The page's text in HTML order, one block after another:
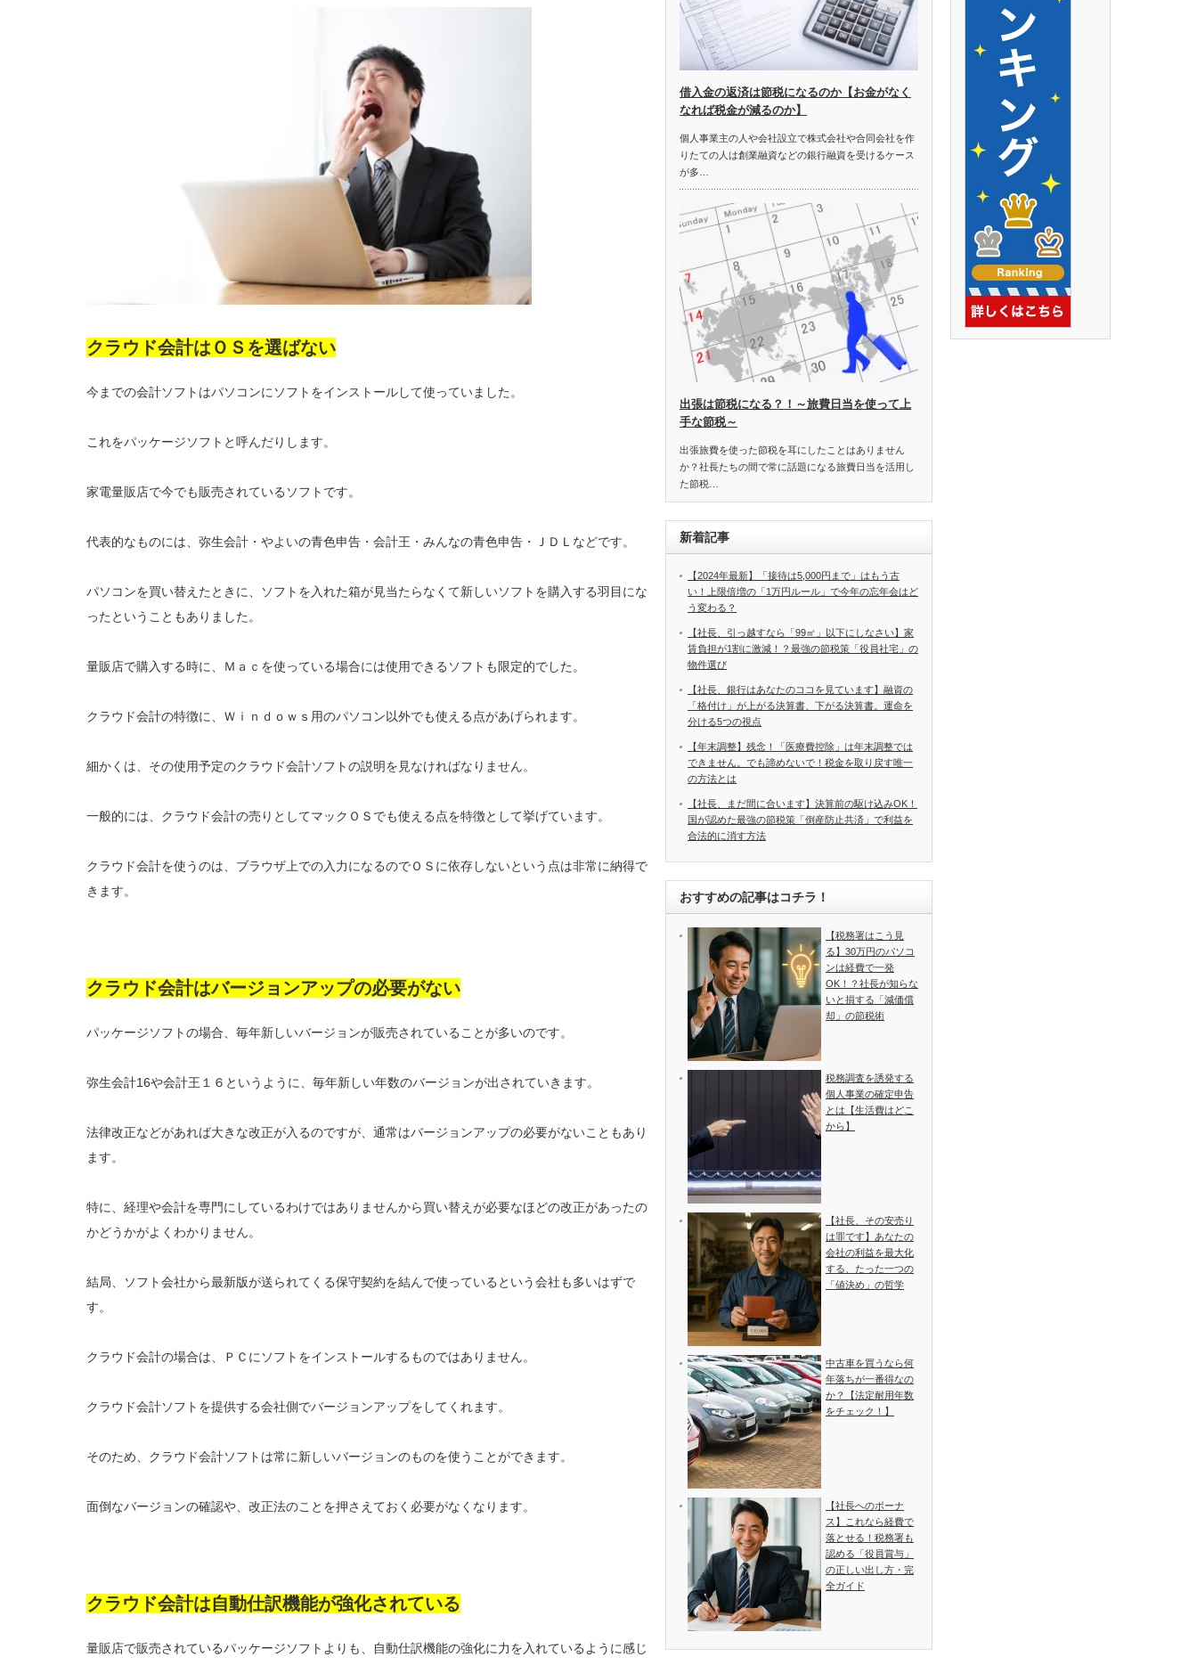
クラウド会計はＯＳを選ばない
今までの会計ソフトはパソコンにソフトをインストールして使っていました。
これをパッケージソフトと呼んだりします。
家電量販店で今でも販売されているソフトです。
代表的なものには、弥生会計・やよいの青色申告・会計王・みんなの青色申告・ＪＤＬなどです。
パソコンを買い替えたときに、ソフトを入れた箱が見当たらなくて新しいソフトを購入する羽目にな
ったということもありました。
量販店で購入する時に、Ｍａｃを使っている場合には使用できるソフトも限定的でした。
クラウド会計の特徴に、Ｗｉｎｄｏｗｓ用のパソコン以外でも使える点があげられます。
細かくは、その使用予定のクラウド会計ソフトの説明を見なければなりません。
一般的には、クラウド会計の売りとしてマックＯＳでも使える点を特徴として挙げています。
クラウド会計を使うのは、ブラウザ上での入力になるのでＯＳに依存しないという点は非常に納得で
きます。
クラウド会計はバージョンアップの必要がない
パッケージソフトの場合、毎年新しいバージョンが販売されていることが多いのです。
弥生会計16や会計王１６というように、毎年新しい年数のバージョンが出されていきます。
法律改正などがあれば大きな改正が入るのですが、通常はバージョンアップの必要がないこともあり
ます。
特に、経理や会計を専門にしているわけではありませんから買い替えが必要なほどの改正があったの
かどうかがよくわかりません。
結局、ソフト会社から最新版が送られてくる保守契約を結んで使っているという会社も多いはずで
す。
クラウド会計の場合は、ＰＣにソフトをインストールするものではありません。
クラウド会計ソフトを提供する会社側でバージョンアップをしてくれます。
そのため、クラウド会計ソフトは常に新しいバージョンのものを使うことができます。
面倒なバージョンの確認や、改正法のことを押さえておく必要がなくなります。
クラウド会計は自動仕訳機能が強化されている
量販店で販売されているパッケージソフトよりも、自動仕訳機能の強化に力を入れているように感じ
借入金の返済は節税になるのか【お金がなく
なれば税金が減るのか】
個人事業主の人や会社設立で株式会社や合同会社を作
りたての人は創業融資などの銀行融資を受けるケース
が多…
出張は節税になる？！～旅費日当を使って上
手な節税～
出張旅費を使った節税を耳にしたことはありません
か？社長たちの間で常に話題になる旅費日当を活用し
た節税…
新着記事
【2024年最新】「接待は5,000円まで」はもう古
い！上限倍増の「1万円ルール」で今年の忘年会はど
う変わる？
【社長、引っ越すなら「99㎡」以下にしなさい】家
賃負担が1割に激減！？最強の節税策「役員社宅」の
物件選び
【社長、銀行はあなたのココを見ています】融資の
「格付け」が上がる決算書、下がる決算書。運命を
分ける5つの視点
【年末調整】残念！「医療費控除」は年末調整では
できません。でも諦めないで！税金を取り戻す唯一
の方法とは
【社長、まだ間に合います】決算前の駆け込みOK！
国が認めた最強の節税策「倒産防止共済」で利益を
合法的に消す方法
おすすめの記事はコチラ！
【税務署はこう見
る】30万円のパソコ
ンは経費で一発
OK！？社長が知らな
いと損する「減価償
却」の節税術
税務調査を誘発する
個人事業の確定申告
とは【生活費はどこ
から】
【社長、その安売り
は罪です】あなたの
会社の利益を最大化
する、たった一つの
「値決め」の哲学
中古車を買うなら何
年落ちが一番得なの
か？【法定耐用年数
をチェック！】
【社長へのボーナ
ス】これなら経費で
落とせる！税務署も
認める「役員賞与」
の正しい出し方・完
全ガイド